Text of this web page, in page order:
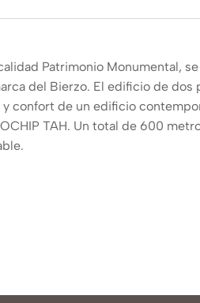
Patrimonio Monumental,
del Bierzo. El edificio de
confort de un edificio
TAH. Un total de 600